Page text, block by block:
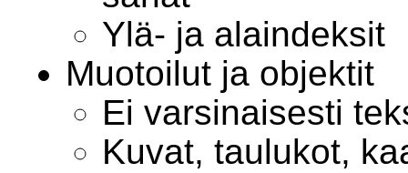
Ylä- ja alaindeksit
Muotoilut ja objektit
Ei varsinaisesti
Kuvat, taulukot,